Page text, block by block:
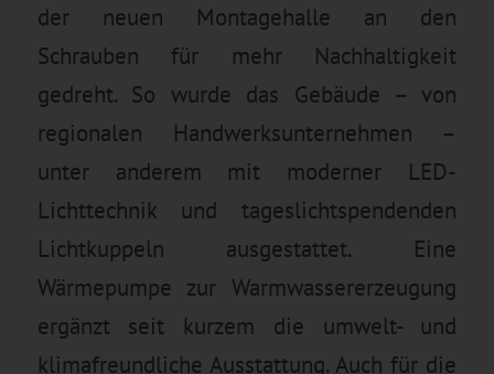
der neuen Montagehalle an den
Schrauben für mehr Nachhaltigkeit
gedreht. So wurde das Gebäude – von
regionalen Handwerksunternehmen –
unter anderem mit moderner LED-
Lichttechnik und tageslichtspendenden
Lichtkuppeln ausgestattet. Eine
Wärmepumpe zur Warmwassererzeugung
ergänzt seit kurzem die umwelt- und
klimafreundliche Ausstattung. Auch für die